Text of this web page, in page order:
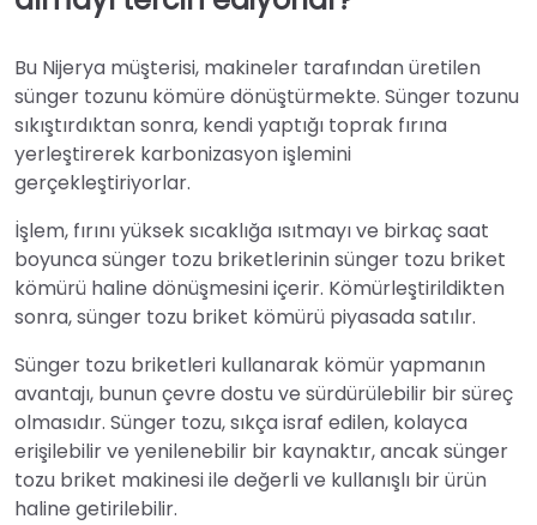
Bu Nijerya müşterisi, makineler tarafından üretilen
sünger tozunu kömüre dönüştürmekte. Sünger tozunu
sıkıştırdıktan sonra, kendi yaptığı toprak fırına
yerleştirerek karbonizasyon işlemini
gerçekleştiriyorlar.
İşlem, fırını yüksek sıcaklığa ısıtmayı ve birkaç saat
boyunca sünger tozu briketlerinin sünger tozu briket
kömürü haline dönüşmesini içerir. Kömürleştirildikten
sonra, sünger tozu briket kömürü piyasada satılır.
Sünger tozu briketleri kullanarak kömür yapmanın
avantajı, bunun çevre dostu ve sürdürülebilir bir süreç
olmasıdır. Sünger tozu, sıkça israf edilen, kolayca
erişilebilir ve yenilenebilir bir kaynaktır, ancak sünger
tozu briket makinesi ile değerli ve kullanışlı bir ürün
haline getirilebilir.